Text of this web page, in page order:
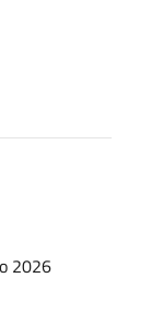
2026